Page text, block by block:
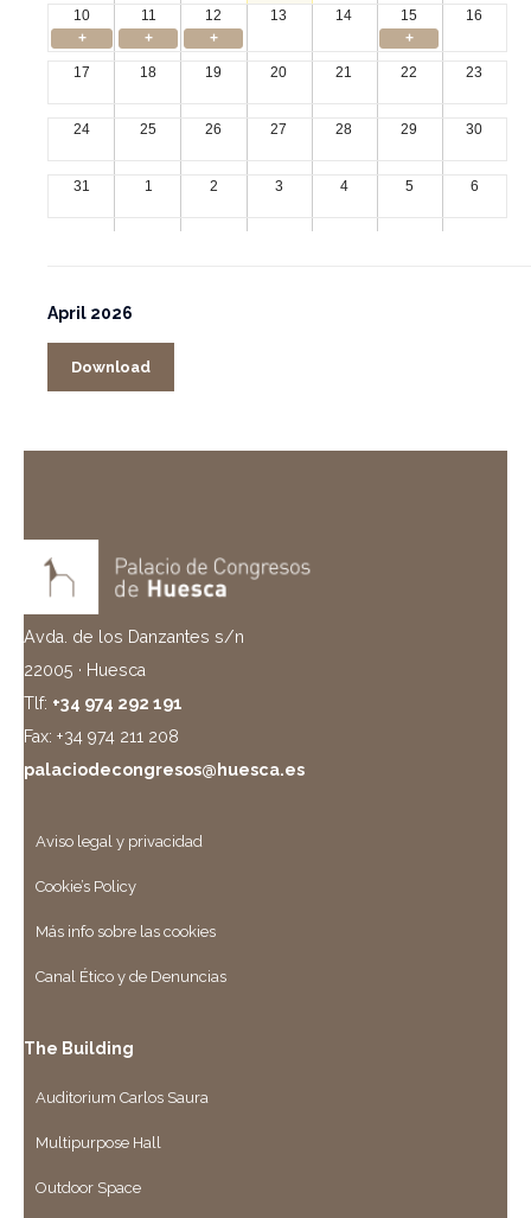
10
11 12 13 14 15
16
+
+ + +
17 18 19 20 21 22 23
24 25 26 27 28 29 30
31 1 2 3 4 5 6
April 2026
Download
Avda. de los Danzantes s/n
22005 · Huesca
Tlf: +34 974 292 191
Fax: +34 974 211 208
palaciodecongresos@huesca.es
Aviso legal y privacidad
Cookie’s Policy
Más info sobre las cookies
Canal Ético y de Denuncias
The Building
Auditorium Carlos Saura
Multipurpose Hall
Outdoor Space